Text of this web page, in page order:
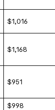
$1,016
$1,168
$951
$998